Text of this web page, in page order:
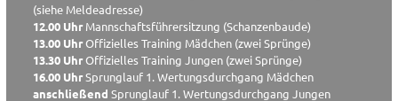
(siehe Meldeadresse)
12.00 UhrMannschaftsführersitzung (Schanzenbaude)
13.00 UhrOffizielles Training Mädchen (zwei Sprünge)
13.30 UhrOffizielles Training Jungen (zwei Sprünge)
16.00 UhrSprunglauf 1. Wertungsdurchgang Mädchen
anschließend Sprunglauf 1. Wertungsdurchgang Jungen